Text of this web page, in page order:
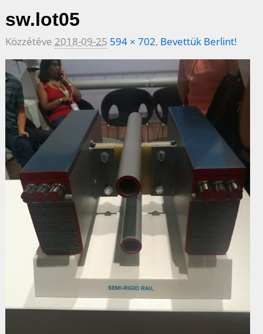
sw.lot05
Közzétéve 2018-09-25 594 × 702, Bevettük Berlint!